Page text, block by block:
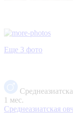
Еще 3 фото
1 мес.
Среднеазиатская